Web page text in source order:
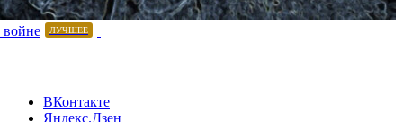
ЛУЧШЕЕ
ВКонтакте
Яндекс.Дзен